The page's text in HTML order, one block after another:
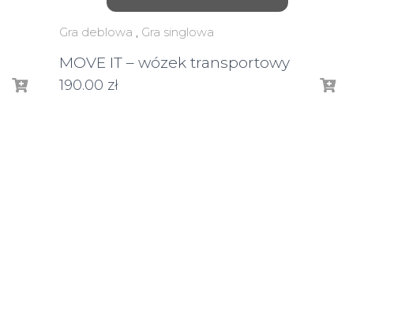
Gra deblowa , Gra singlowa
MOVE IT – wózek transportowy
190.00 zł